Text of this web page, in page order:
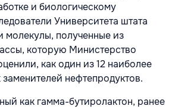
и биологическому
Университета штата
молекулы, полученные из
которую Министерство
как один из 12 наиболее
нефтепродуктов.
как гамма-бутиролактон, ранее